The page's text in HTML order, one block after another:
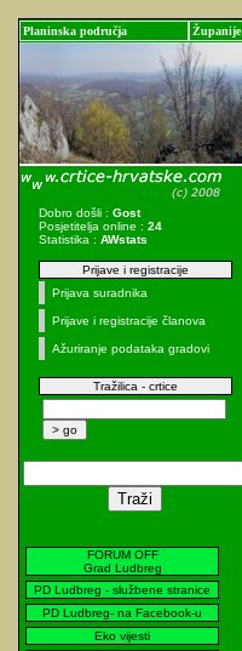
Planinska područja Županije
Dobro došli : Gost
Posjetitelja online : 24
Statistika : AWstats
Prijave i registracije
Prijava suradnika
Prijave i registracije članova
Ažuriranje podataka gradovi
Tražilica - crtice
FORUM OFF
Grad Ludbreg
PD Ludbreg - službene stranice
PD Ludbreg- na Facebook-u
Eko vijesti